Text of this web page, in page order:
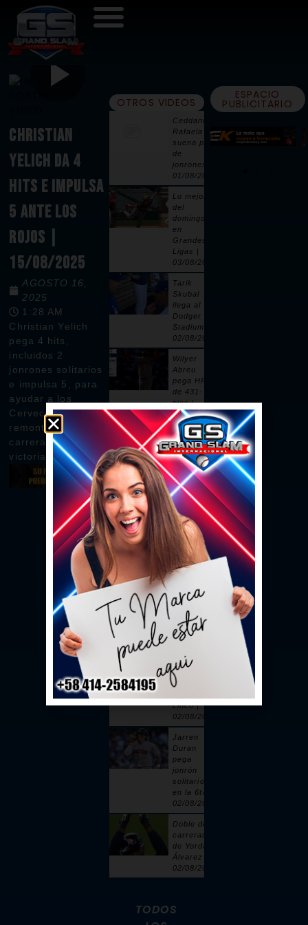
CHRISTIAN
YELICH DA 4
HITS E IMPULSA
5 ANTE LOS
ROJOS |
15/08/2025
AGOSTO 16,
2025
1:28 AM
Christian Yelich
pega 4 hits,
incluidos 2
jonrones solitarios
e impulsa 5, para
ayudar a los
Cerveceros a
remontar 7
carreras en la
victoria por 10-8
OTROS VIDEOS
Ceddanne
Rafaela
suena par
de
jonrones |
01/08/2026
Lo mejor
del
domingo
en
Grandes
Ligas |
03/08/2026
Tarik
Skubal
llega al
Dodger
Stadium |
02/08/2026
Wilyer
Abreu
pega HR
de 431-
pies |
02/08/2026
Pages
remolca
dos con
sencillo |
02/08/2026
Ceddanne
Rafaela
pega HR
solitario
en la 3ra |
02/08/2026
Se vacían
por un
intento de
toque |
02/08/2026
Alcántara
cuelga 6
ceros y
cinco |
02/08/2026
Jarren
Duran
pega
jonrón
solitario
en la 6ta |
02/08/2026
Doble de 2
carreras
de Yordan
Álvarez |
02/08/2026
TODOS
ESPACIO
PUBLICITARIO